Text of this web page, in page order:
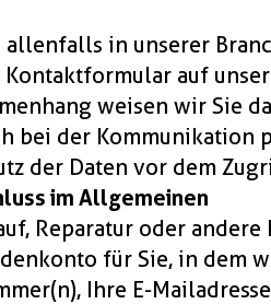
in unserer
auf
weisen wir Sie
bei der Kommunikation
der Daten vor dem
im Allgemeinen
Reparatur oder
für Sie, in dem
Ihre E-